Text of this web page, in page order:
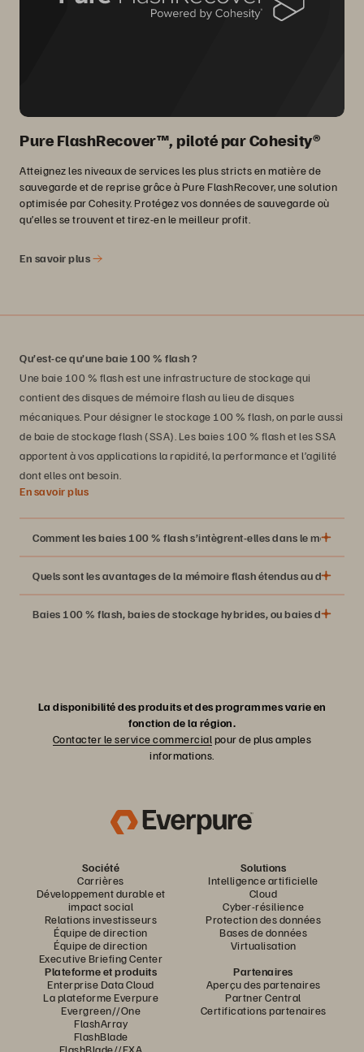
Pure FlashRecover™, piloté par Cohesity®
Atteignez les niveaux de services les plus stricts en matière de
sauvegarde et de reprise grâce à Pure FlashRecover, une solution
optimisée par Cohesity. Protégez vos données de sauvegarde où
qu’elles se trouvent et tirez-en le meilleur profit.
En savoir plus
Qu’est-ce qu’une baie 100 % flash ?
Une baie 100 % flash est une infrastructure de stockage qui
contient des disques de mémoire flash au lieu de disques
mécaniques. Pour désigner le stockage 100 % flash, on parle aussi
de baie de stockage flash (SSA). Les baies 100 % flash et les SSA
apportent à vos applications la rapidité, la performance et l’agilité
dont elles ont besoin.
En savoir plus
Comment les baies 100 % flash s’intègrent-elles dans le monde
Mais avec l’arrivée des disques de stockage flash (SSD), les
disques mécaniques, les disques de stockage flash sont bien
plus rapides que les technologies traditionnelles.
Et grâce à la loi de Moore, le stockage flash devenait de plus
en plus économique, rendant les versions 100 % flash des
Quels sont les avantages de la mémoire flash étendus au
Baies 100 % flash, baies de stockage hybrides, ou baies de
La disponibilité des produits et des programmes varie en
fonction de la région.
Contacter le service commercialpour de plus amples
informations.
Société
Carrières
Développement durable et
impact social
Relations investisseurs
Équipe de direction
Équipe de direction
Executive Briefing Center
Solutions
Intelligence artificielle
Cloud
Cyber-résilience
Protection des données
Bases de données
Virtualisation
Plateforme et produits
Enterprise Data Cloud
La plateforme Everpure
Evergreen//One
FlashArray
FlashBlade
Partenaires
Aperçu des partenaires
Partner Central
Certifications partenaires